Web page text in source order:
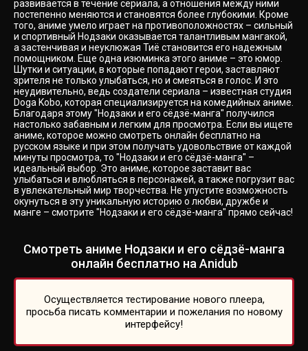
развивается в течение сериала, а отношения между ними
постепенно меняются и становятся более глубокими. Кроме
того, аниме умело играет на противоположностях – сильный
и спортивный Нодзаки оказывается талантливым мангакой,
а застенчивая и неуклюжая Тиё становится его надежным
помощником. Еще одна изюминка этого аниме – это юмор.
Шутки и ситуации, в которые попадают герои, заставляют
зрителя не только улыбаться, но и смеяться в голос. И это
неудивительно, ведь создатели сериала – известная студия
Doga Kobo, которая специализируется на комедийных аниме.
Благодаря этому "Нодзаки и его сёдзё-манга" получился
настолько забавным и легким для просмотра. Если вы ищете
аниме, которое можно смотреть онлайн бесплатно на
русском языке и при этом получать удовольствие от каждой
минуты просмотра, то "Нодзаки и его сёдзё-манга" –
идеальный выбор. Это аниме, которое заставит вас
улыбаться и влюбляться в персонажей, а также погрузит вас
в увлекательный мир творчества. Не упустите возможность
окунуться в эту уникальную историю о любви, дружбе и
манге – смотрите "Нодзаки и его сёдзё-манга" прямо сейчас!
Смотреть аниме Нодзаки и его сёдзё-манга
онлайн бесплатно на Anidub
Осуществляется тестирование нового плеера,
просьба писать комментарии и пожелания по новому
интерфейсу!